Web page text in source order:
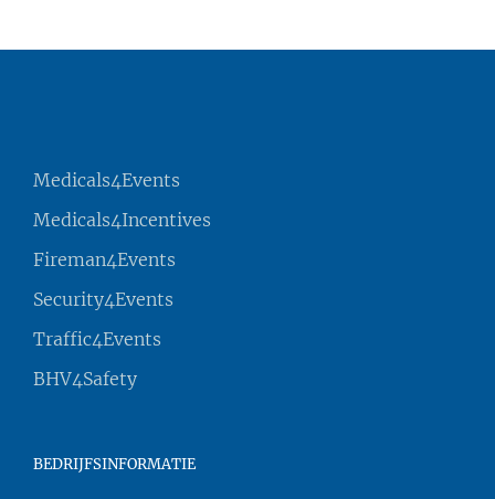
Medicals4Events
Medicals4Incentives
Fireman4Events
Security4Events
Traffic4Events
BHV4Safety
BEDRIJFSINFORMATIE